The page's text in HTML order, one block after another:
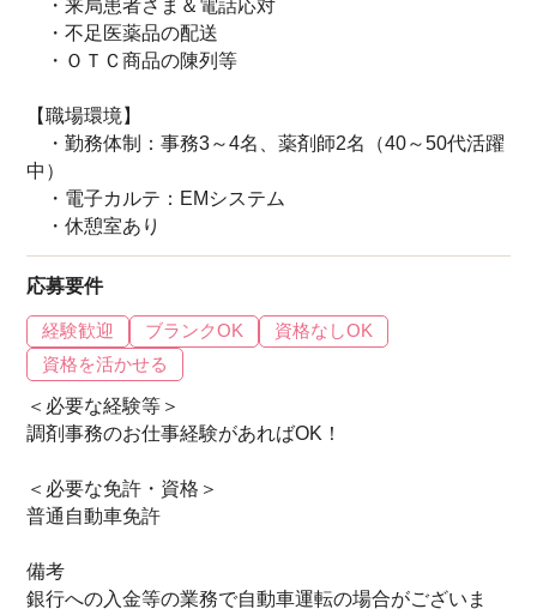
・来局患者さま＆電話応対
・不足医薬品の配送
・ＯＴＣ商品の陳列等
【職場環境】
・勤務体制：事務3～4名、薬剤師2名（40～50代活躍
中）
・電子カルテ：EMシステム
・休憩室あり
応募要件
経験歓迎 ブランクOK
資格なしOK
資格を活かせる
＜必要な経験等＞
調剤事務のお仕事経験があればOK！
＜必要な免許・資格＞
普通自動車免許
備考
銀行への入金等の業務で自動車運転の場合がございま